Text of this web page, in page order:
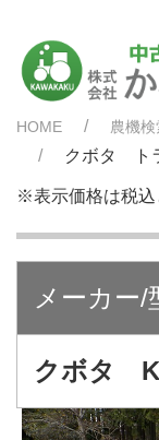
HOME 農機検
クボタ ト
※表示価格は税込
メーカー/
クボタ